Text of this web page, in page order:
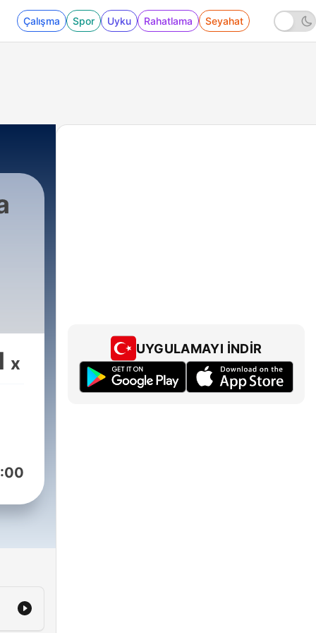
Çalışma Spor Uyku Rahatlama Seyahat
x
UYGULAMAYI İNDIR